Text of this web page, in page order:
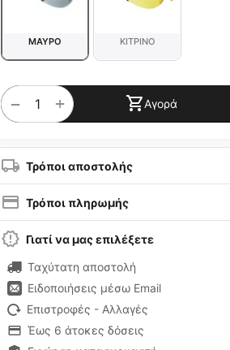
ΜΑΥΡΟ ΚΙΤΡΙΝΟ
+
− Αγορά
Τρόποι αποστολής
Τρόποι πληρωμής
Γιατί να μας επιλέξετε
Ταχύτατη αποστολή
Ειδοποιήσεις μέσω Email
Επιστροφές - Αλλαγές
Έως 6 άτοκες δόσεις